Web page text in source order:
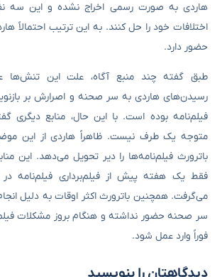
هاردی به‌ صورت رسمی اخراج نشده و این سه
اختلافات خود را حل کنند. به این ترتیب احتمالاً
حضور دارد.
طبق گفته‌ چند منبع آگاه، علت این تنش‌ها
رسیدن‌های هاردی به سر صحنه و اصرارش بر
فیلم‌نامه بوده است. با این حال، منابع دیگری
متوجه یک طرف نیست. ظاهراً هاردی از این
باترورث فیلم‌نامه‌ها را دیر تحویل می‌دهد. این
فقط یک هفته پیش از فیلم‌برداری فیلم‌نامه در
می‌گرفت. همچنین باترورث اکثر اوقات به دلیل
سر صحنه حضور نداشته و هنگام بروز مشکلات
فوراً وارد عمل شود.